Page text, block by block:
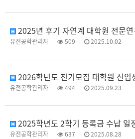
2025년 후기 자연계 대학원 전문연구요원
유전공학관리자 509 2025.10.02
2026학년도 전기모집 대학원 신입생
유전공학관리자 494 2025.09.23
2025학년도 2학기 등록금 수납 일
유전공학관리자 637 2025.08.28